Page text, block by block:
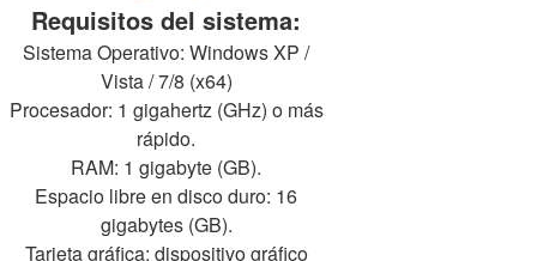
Requisitos del sistema:
Sistema Operativo: Windows XP /
Vista / 7/8 (x64)
Procesador: 1 gigahertz (GHz) o más
rápido.
RAM: 1 gigabyte (GB).
Espacio libre en disco duro: 16
gigabytes (GB).
Tarjeta gráfica: dispositivo gráfico